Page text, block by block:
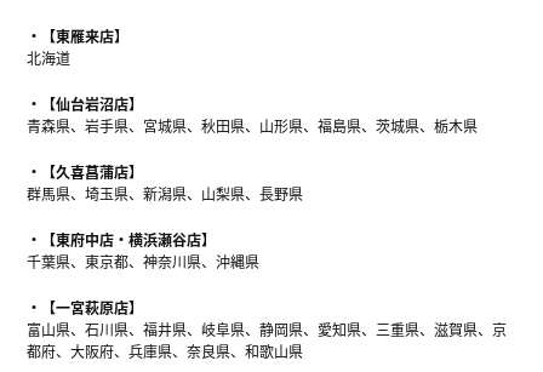
【東雁来店】
北海道
【仙台岩沼店】
青森県、岩手県、宮城県、秋田県、山形県、福島県、茨城県、栃木県
【久喜菖蒲店】
群馬県、埼玉県、新潟県、山梨県、長野県
【東府中店・横浜瀬谷店】
千葉県、東京都、神奈川県、沖縄県
【一宮萩原店】
富山県、石川県、福井県、岐阜県、静岡県、愛知県、三重県、滋賀県、京
都府、大阪府、兵庫県、奈良県、和歌山県